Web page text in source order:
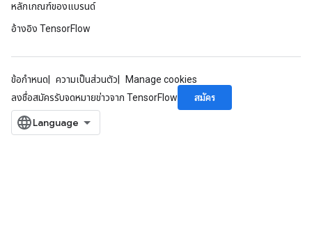
หลักเกณฑ์ของแบรนด์
อ้างอิง TensorFlow
ข้อกำหนด ความเป็นส่วนตัว
Manage cookies
ลงชื่อสมัครรับจดหมายข่าวจาก TensorFlow
สมัคร